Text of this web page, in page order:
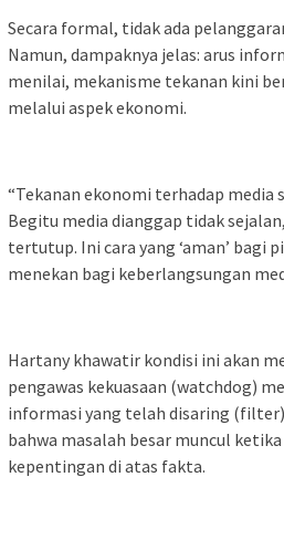
Secara formal, tidak ada
Namun, dampaknya jelas: arus
menilai, mekanisme tekanan kini
melalui aspek ekonomi.
“Tekanan ekonomi terhadap media
Begitu media dianggap tidak
tertutup. Ini cara yang ‘aman’ bagi
menekan bagi keberlangsungan
Hartany khawatir kondisi ini akan
pengawas kekuasaan (watchdog)
informasi yang telah disaring
bahwa masalah besar muncul
kepentingan di atas fakta.